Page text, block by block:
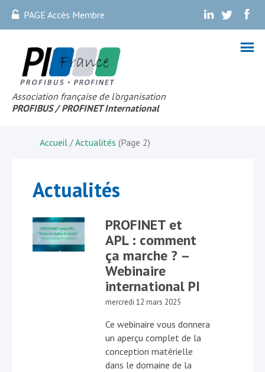
PAGE Accès Membre . . .
Association française de l’organisation
PROFIBUS / PROFINET International
Accueil /Actualités (Page 2)
Actualités
PROFINET et
APL : comment
ça marche ? –
Webinaire
international PI
mercredi 12 mars 2025
Ce webinaire vous donnera
un aperçu complet de la
conception matérielle
dans le domaine de la